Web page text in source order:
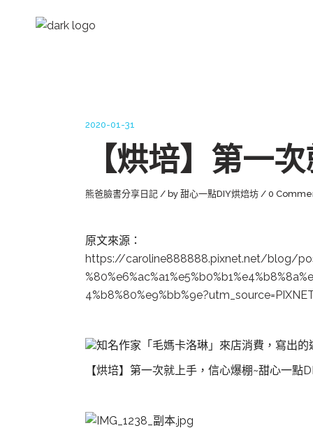
2020-01-31
【烘培】第一
熊爸臉書分享日記 by 甜心一點DIY烘焙坊 0
原文來源：
https://caroline888888.pixnet.net/blog/
%80%e6%ac%a1%e5%b0%b1%e4%b8%8a
4%b8%80%e9%bb%9e?utm_source=PI
知名作家「毛媽卡洛琳」來店消費，寫出的
【烘培】第一次就上手，信心爆棚~甜心一點